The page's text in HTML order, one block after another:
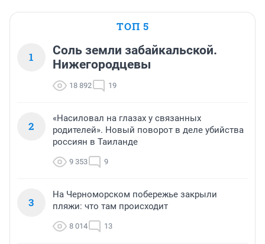
ТОП 5
1
Соль земли забайкальской.
Нижегородцевы
18 892 19
2
«Насиловал на глазах у связанных
родителей». Новый поворот в деле убийства
россиян в Таиланде
9 353 9
3
На Черноморском побережье закрыли
пляжи: что там происходит
8 014 13